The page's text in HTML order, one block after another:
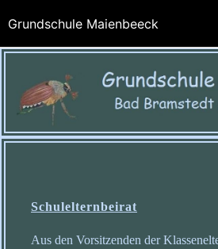
Schulelternbeirat
Aus den Vorsitzenden der
Grundschule Maienbeeck